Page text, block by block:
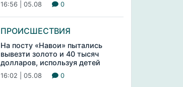
16:56 | 05.08 0
ПРОИСШЕСТВИЯ
На посту «Навои» пытались
вывезти золото и 40 тысяч
долларов, используя детей
16:02 | 05.08 0